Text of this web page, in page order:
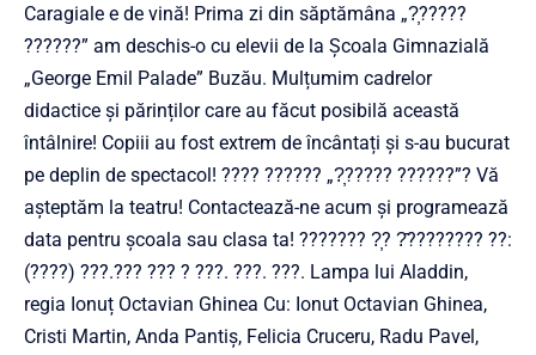
Caragiale e de vină! Prima zi din săptămâna „?̦?????
??????” am deschis-o cu elevii de la Școala Gimnazială
„George Emil Palade” Buzău. Mulțumim cadrelor
didactice și părinților care au făcut posibilă această
întâlnire! Copiii au fost extrem de încântați și s-au bucurat
pe deplin de spectacol! ???? ?????? „?̦????? ??????”? Vă
așteptăm la teatru! Contactează-ne acum și programează
data pentru școala sau clasa ta! ??????? ?̦? ?̂???????? ??:
(????) ???.??? ??? ? ???. ???. ???. Lampa lui Aladdin,
regia Ionuț Octavian Ghinea Cu: Ionut Octavian Ghinea,
Cristi Martin, Anda Pantiș, Felicia Cruceru, Radu Pavel,